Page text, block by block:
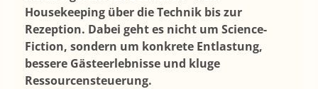
Housekeeping über die Technik bis zur
Rezeption. Dabei geht es nicht um Science-
Fiction, sondern um konkrete Entlastung,
bessere Gästeerlebnisse und kluge
Ressourcensteuerung.